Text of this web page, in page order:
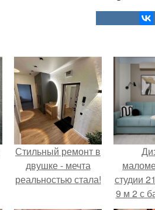
Стильный ремонт в
двушке - мечта
реальностью стала!
студии
9 м 2 с